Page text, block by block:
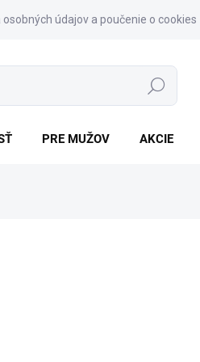
osobných údajov a poučenie o cookies
Hľadať
PRE MUŽOV AKCIE